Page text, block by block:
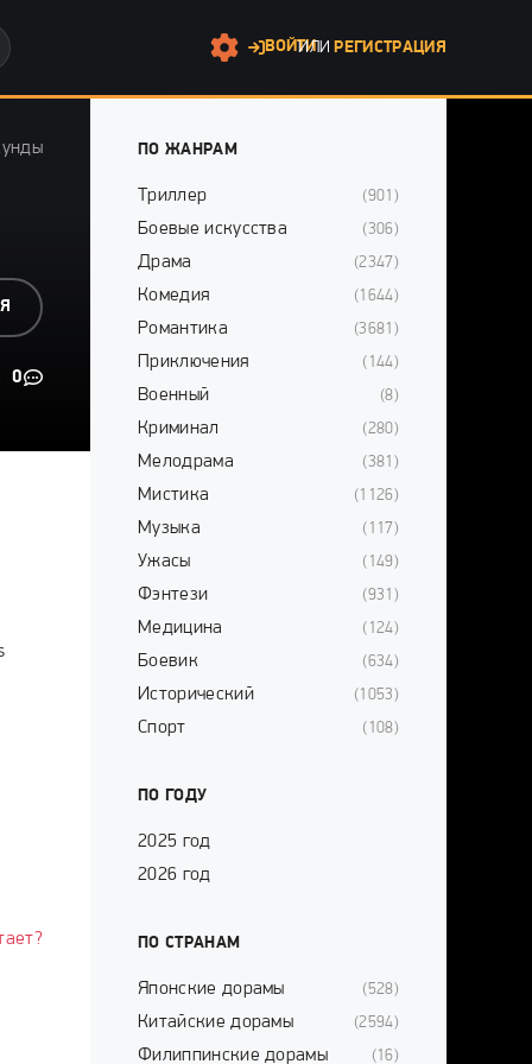
ВОЙТИ
ИЛИ РЕГИСТРАЦИЯ
0
ПО ЖАНРАМ
Триллер (901)
Боевые искусства (306)
Драма (2347)
Комедия (1644)
Романтика (3681)
Приключения (144)
Военный (8)
Криминал (280)
Мелодрама (381)
Мистика (1126)
Музыка (117)
Ужасы (149)
Фэнтези (931)
Медицина (124)
Боевик (634)
Исторический (1053)
Спорт (108)
ПО ГОДУ
2025 год
2026 год
ПО СТРАНАМ
Японские дорамы (528)
Китайские дорамы (2594)
Филиппинские дорамы (16)